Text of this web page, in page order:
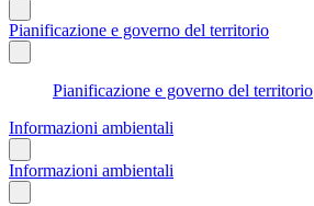
Pianificazione e governo del territorio
Pianificazione e governo del territorio
Informazioni ambientali
Informazioni ambientali